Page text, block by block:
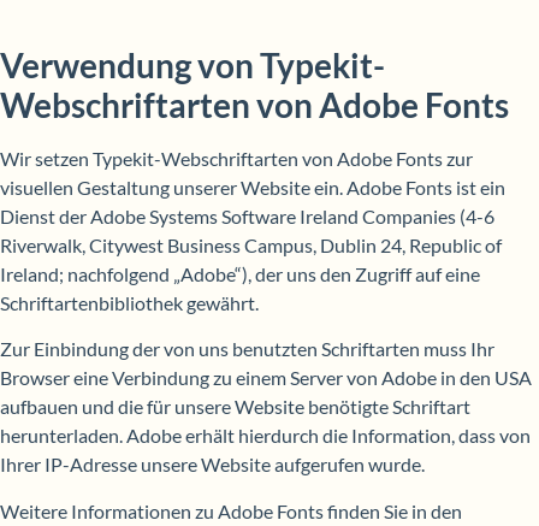
Verwendung von Typekit-
Webschriftarten von Adobe Fonts
Wir setzen Typekit-Webschriftarten von Adobe Fonts zur
visuellen Gestaltung unserer Website ein. Adobe Fonts ist ein
Dienst der Adobe Systems Software Ireland Companies (4-6
Riverwalk, Citywest Business Campus, Dublin 24, Republic of
Ireland; nachfolgend „Adobe“), der uns den Zugriff auf eine
Schriftartenbibliothek gewährt.
Zur Einbindung der von uns benutzten Schriftarten muss Ihr
Browser eine Verbindung zu einem Server von Adobe in den USA
aufbauen und die für unsere Website benötigte Schriftart
herunterladen. Adobe erhält hierdurch die Information, dass von
Ihrer IP-Adresse unsere Website aufgerufen wurde.
Weitere Informationen zu Adobe Fonts finden Sie in den